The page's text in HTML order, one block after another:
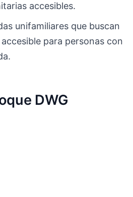
accesibles.
unifamiliares que buscan
para personas con
DWG